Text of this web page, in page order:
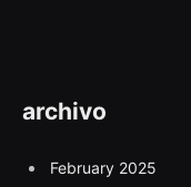
archivo
February 2025